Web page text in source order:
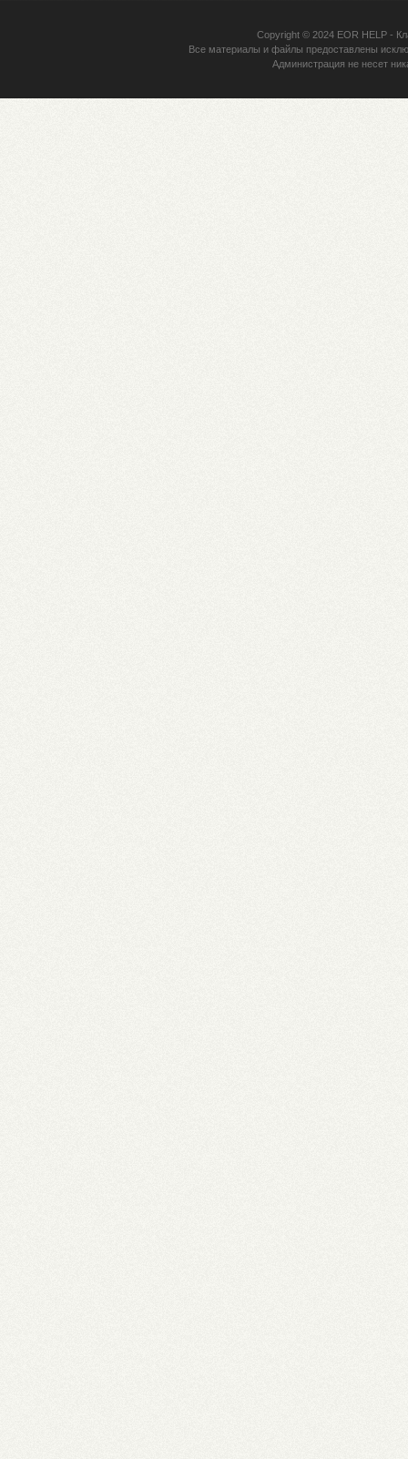
Copyright © 2024 EOR HELP-
Все материалы и файлы предоставлены
Администрация не несет